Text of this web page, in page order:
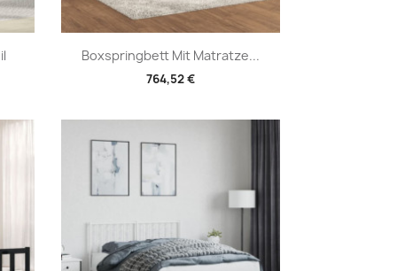
Boxspringbett Mit Matratze...
764,52 €
Vorschau